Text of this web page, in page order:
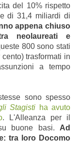
del 10% rispetto
di 31,4 miliardi di
appena chiuso
neolaureati e
800 sono stati
trasformati in
a tempo
sono spesso
Stagisti ha avuto
. L'Alleanza per il
buone basi. Ad
tra loro Docomo